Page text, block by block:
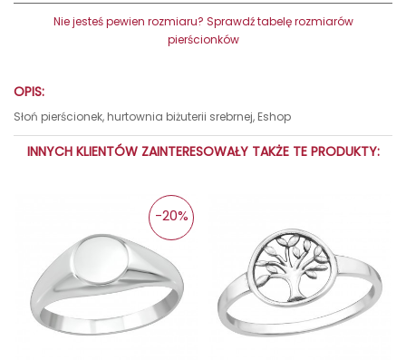
Nie jesteś pewien rozmiaru? Sprawdź tabelę rozmiarów
pierścionków
OPIS:
Słoń pierścionek, hurtownia biżuterii srebrnej, Eshop
INNYCH KLIENTÓW ZAINTERESOWAŁY TAKŻE TE PRODUKTY:
-20%